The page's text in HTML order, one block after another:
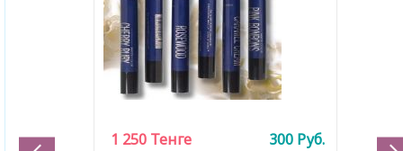
1 250 Тенге 300 Руб.